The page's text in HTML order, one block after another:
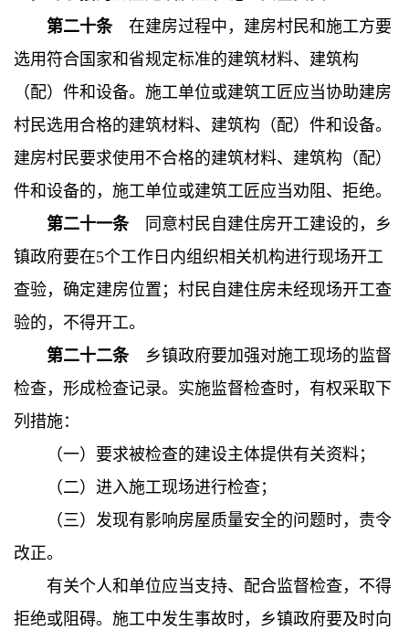
第二十条在建房过程中，建房村民和施工方要
选用符合国家和省规定标准的建筑材料、建筑构
（配）件和设备。施工单位或建筑工匠应当协助建房
村民选用合格的建筑材料、建筑构（配）件和设备。
建房村民要求使用不合格的建筑材料、建筑构（配）
件和设备的，施工单位或建筑工匠应当劝阻、拒绝。
第二十一条同意村民自建住房开工建设的，乡
镇政府要在5个工作日内组织相关机构进行现场开工
查验，确定建房位置；村民自建住房未经现场开工查
验的，不得开工。
第二十二条乡镇政府要加强对施工现场的监督
检查，形成检查记录。实施监督检查时，有权采取下
列措施：
（一）要求被检查的建设主体提供有关资料；
（二）进入施工现场进行检查；
（三）发现有影响房屋质量安全的问题时，责令
改正。
有关个人和单位应当支持、配合监督检查，不得
拒绝或阻碍。施工中发生事故时，乡镇政府要及时向